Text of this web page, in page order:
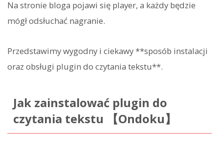
Na stronie bloga pojawi się player, a każdy będzie
mógł odsłuchać nagranie.
Przedstawimy wygodny i ciekawy **sposób instalacji
oraz obsługi plugin do czytania tekstu**.
Jak zainstalować plugin do
czytania tekstu 【Ondoku】